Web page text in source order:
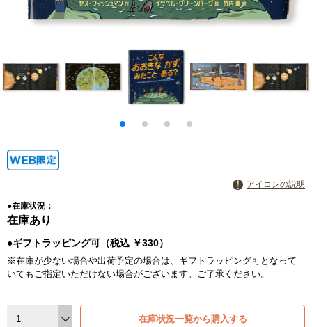
アイコンの説明
●在庫状況：
在庫あり
●ギフトラッピング可（税込 ￥330）
※在庫が少ない場合や出荷予定の場合は、ギフトラッピング可となって
いてもご指定いただけない場合がございます。ご了承ください。
在庫状況一覧から購入する